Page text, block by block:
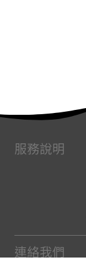
服務說明
連絡我們